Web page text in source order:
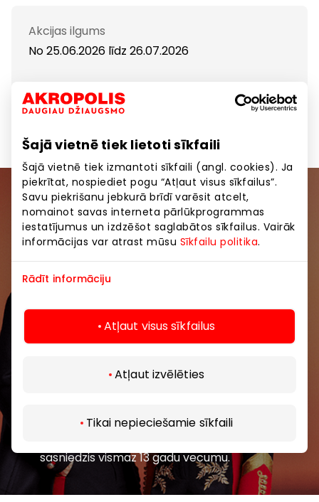
Šajā vietnē tiek lietoti sīkfaili
Šajā vietnē tiek izmantoti sīkfaili (angl. cookies). Ja
piekrītat, nospiediet pogu “Atļaut visus sīkfailus”.
Savu piekrišanu jebkurā brīdī varēsit atcelt,
nomainot savas interneta pārlūkprogrammas
iestatījumus un izdzēšot saglabātos sīkfailus. Vairāk
informācijas var atrast mūsu Sīkfailu politika.
Rādīt informāciju
Atļaut visus sīkfailus
Atļaut izvēlēties
Tikai nepieciešamie sīkfaili
Akcijas ilgums
No 25.06.2026 līdz 26.07.2026
Atlaides līdz -50% atzīmētām precēm.
Pievienojieties mūsu kopienai
Uzzini pirmais par labākajiem piedāvājumiem,
izklaides centros “AKROPOLE Alfa” un “AKROPOLE
sasniedzis vismaz 13 gadu vecumu.